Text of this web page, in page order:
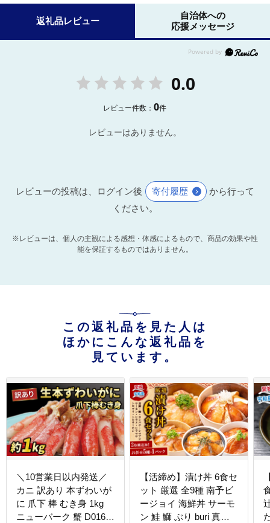
返礼品レビュー
自治体への
応援メッセージ
0.0
レビュー件数：0件
レビューはありません。
レビューの投稿は、ログイン後 寄付履歴
から行って
ください。
※レビューは、個人の主観による感想・体感によるもので、商品の効果や性
能を保証するものではありません。
この返礼品を見た人は
ほかにこんな返礼品を
見ています。
＼10営業日以内発送／
カニ 訳あり 本ずわいが
に 爪下 棒 むき身 1kg
ニューバーク 蟹 D016-
【活締め】漬け丼 6食セ
ット 厳選 全9種 南予ビ
ージョイ 海鮮丼 サーモ
ン 鮭 鰤 ぶり buri 真鯛